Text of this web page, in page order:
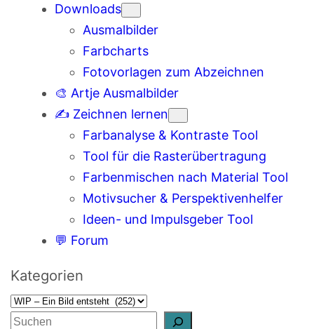
Downloads
Ausmalbilder
Farbcharts
Fotovorlagen zum Abzeichnen
🎨 Artje Ausmalbilder
✍️ Zeichnen lernen
Farbanalyse & Kontraste Tool
Tool für die Rasterübertragung
Farbenmischen nach Material Tool
Motivsucher & Perspektivenhelfer
Ideen- und Impulsgeber Tool
💬 Forum
Kategorien
S